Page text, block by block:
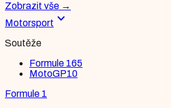
Zobrazit vše →
Motorsport expand_more
Soutěže
Formule 165
MotoGP10
Formule 1